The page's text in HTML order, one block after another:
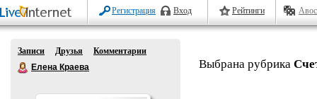
Регистрация Вход Рейтинги
Записи Друзья
Комментарии
Елена Краева
Выбрана рубрика